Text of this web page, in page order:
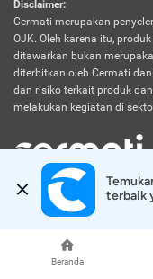
Beranda
Disclaimer:
Cermati merupakan
OJK. Oleh karena itu,
ditawarkan bukan
diterbitkan oleh Cermati
dan risiko terkait produk
melakukan kegiatan di
© 2026 Cermati. All Rights
terbaik